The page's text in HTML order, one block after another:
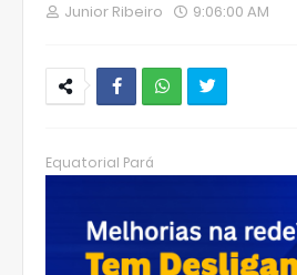
Junior Ribeiro 9:06:00 AM
hats
p
Equatorial Pará